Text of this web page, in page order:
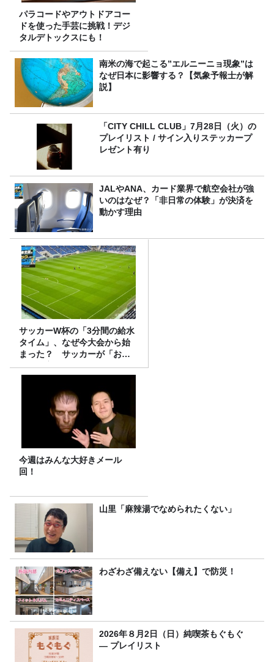
パラコードやアウトドアコー
ドを使った手芸に挑戦！デジ
タルデトックスにも！
南米の海で起こる”エルニーニョ現象”は
なぜ日本に影響する？【気象予報士が解
説】
「CITY CHILL CLUB」7月28日（火）の
プレイリスト / サイン入りステッカープ
レゼント有り
JALやANA、カード業界で航空会社が強
いのはなぜ？「非日常の体験」が決済を
動かす理由
サッカーW杯の「3分間の給水
タイム」、なぜ今大会から始
まった？ サッカーが「お
金」に変わる仕組み
今週はみんな大好きメール
回！
山里「麻辣湯でなめられたくない」
わざわざ備えない【備え】で防災！
2026年８月2日（日）純喫茶もぐもぐ
― プレイリスト